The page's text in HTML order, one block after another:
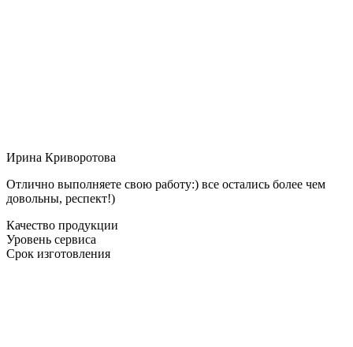
Ирина Криворотова
Отлично выполняете свою работу:) все остались более чем
довольны, респект!)
Качество продукции
Уровень сервиса
Срок изготовления